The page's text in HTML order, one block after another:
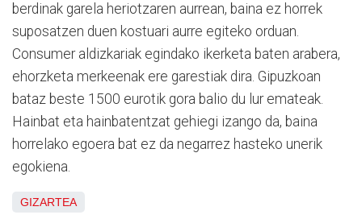
berdinak garela heriotzaren aurrean, baina ez horrek
suposatzen duen kostuari aurre egiteko orduan.
Consumer aldizkariak egindako ikerketa baten arabera,
ehorzketa merkeenak ere garestiak dira. Gipuzkoan
bataz beste 1500 eurotik gora balio du lur emateak.
Hainbat eta hainbatentzat gehiegi izango da, baina
horrelako egoera bat ez da negarrez hasteko unerik
egokiena.
GIZARTEA